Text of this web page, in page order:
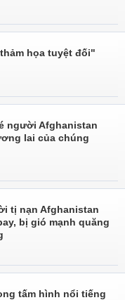
họa tuyệt đối"
người Afghanistan
lai của chúng
tị nạn Afghanistan
bị gió mạnh quăng
tấm hình nổi tiếng